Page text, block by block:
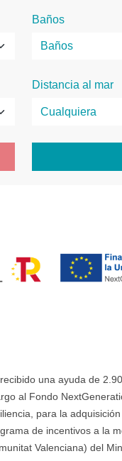
Baños
Distancia al mar
una ayuda de
al Fondo
para la
de incentivos a la
Valenciana) del